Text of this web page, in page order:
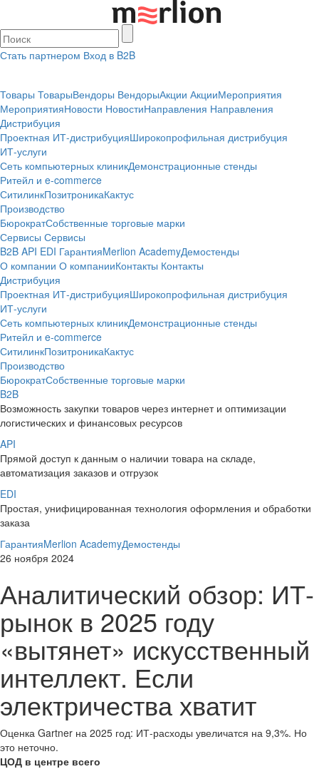
Стать партнером Вход в B2B
Товары ТоварыВендоры ВендорыАкции АкцииМероприятия
МероприятияНовости НовостиНаправления Направления
Дистрибуция
Проектная ИТ-дистрибуцияШирокопрофильная дистрибуция
ИТ-услуги
Сеть компьютерных клиникДемонстрационные стенды
Ритейл и e-commerce
СитилинкПозитроникаКактус
Производство
БюрократСобственные торговые марки
Сервисы Сервисы
B2B API EDI ГарантияMerlion AcademyДемостенды
О компании О компанииКонтакты Контакты
Дистрибуция
Проектная ИТ-дистрибуцияШирокопрофильная дистрибуция
ИТ-услуги
Сеть компьютерных клиникДемонстрационные стенды
Ритейл и e-commerce
СитилинкПозитроникаКактус
Производство
БюрократСобственные торговые марки
B2B
Возможность закупки товаров через интернет и оптимизации
логистических и финансовых ресурсов
API
Прямой доступ к данным о наличии товара на складе,
автоматизация заказов и отгрузок
EDI
Простая, унифицированная технология оформления и обработки
заказа
ГарантияMerlion AcademyДемостенды
26 ноября 2024
Аналитический обзор: ИТ-
рынок в 2025 году
«вытянет» искусственный
интеллект. Если
электричества хватит
Оценка Gartner на 2025 год: ИТ-расходы увеличатся на 9,3%. Но
это неточно.
ЦОД в центре всего